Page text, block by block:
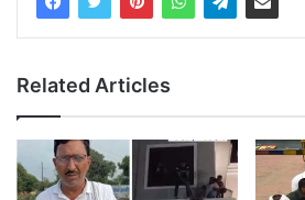
Related Articles